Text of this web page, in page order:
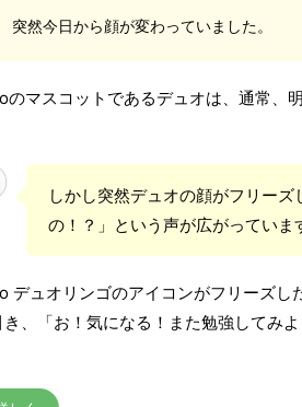
突然今日から顔が変わっていました。
マスコットであるデュオは、通常、
しかし突然デュオの顔がフリー
の！？」という声が広がっていま
デュオリンゴのアイコンがフリーズし
、「お！気になる！また勉強してみ